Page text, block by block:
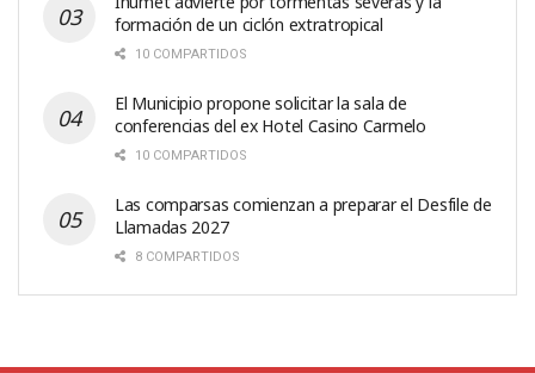
formación de un ciclón extratropical
10 COMPARTIDOS
El Municipio propone solicitar la sala de
conferencias del ex Hotel Casino Carmelo
10 COMPARTIDOS
Las comparsas comienzan a preparar el Desfile de
Llamadas 2027
8 COMPARTIDOS